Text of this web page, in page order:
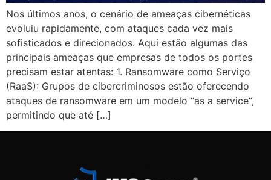
Nos últimos anos, o cenário de ameaças cibernéticas
evoluiu rapidamente, com ataques cada vez mais
sofisticados e direcionados. Aqui estão algumas das
principais ameaças que empresas de todos os portes
precisam estar atentas: 1. Ransomware como Serviço
(RaaS): Grupos de cibercriminosos estão oferecendo
ataques de ransomware em um modelo “as a service“,
permitindo que até […]